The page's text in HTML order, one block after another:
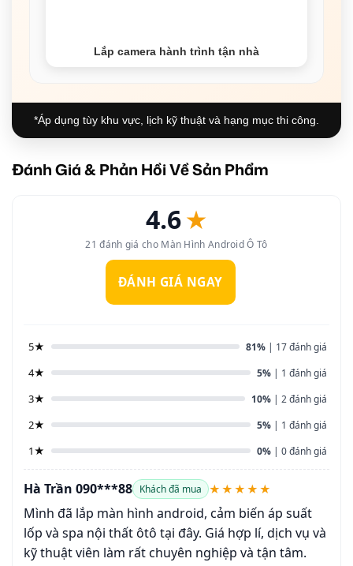
Lắp camera hành trình tận nhà
*Áp dụng tùy khu vực, lịch kỹ thuật và hạng mục thi công.
Đánh Giá & Phản Hồi Về Sản Phẩm
4.6★
21 đánh giá cho Màn Hình Android Ô Tô
ĐÁNH GIÁ NGAY
5★ 81% | 17 đánh giá
4★ 5% | 1 đánh giá
3★ 10% | 2 đánh giá
2★ 5% | 1 đánh giá
1★ 0% | 0 đánh giá
Hà Trần 090***88 Khách đã mua ★★★★★
Mình đã lắp màn hình android, cảm biến áp suất
lốp và spa nội thất ôtô tại đây. Giá hợp lí, dịch vụ và
kỹ thuật viên làm rất chuyên nghiệp và tận tâm.